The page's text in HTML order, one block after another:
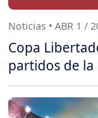
Noticias • ABR 1 /
Copa
partidos de la